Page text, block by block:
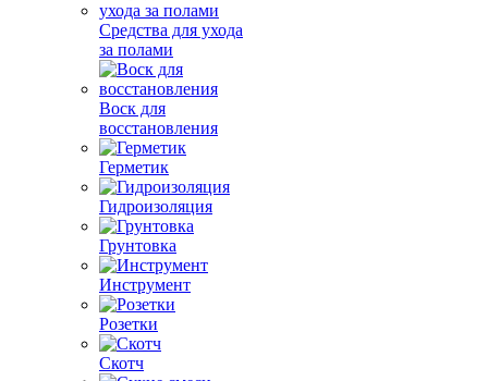
Средства для ухода
за полами
Воск для
восстановления
Герметик
Гидроизоляция
Грунтовка
Инструмент
Розетки
Скотч